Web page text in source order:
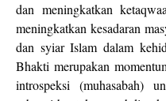
dan meningkatkan
meningkatkan kesadaran
dan syiar Islam dalam
Bhakti merupakan
introspeksi (muhasabah)